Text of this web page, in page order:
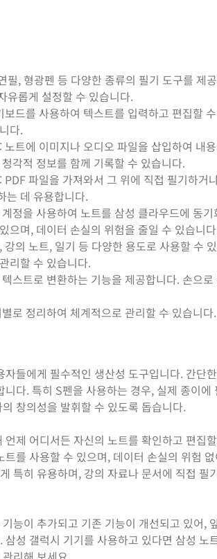
필, 형광펜 등 다양한 종류의 필기 도구를 제
유롭게 설정할 수 있습니다.
드를 사용하여 텍스트를 입력하고 편집할
다.
트에 이미지나 오디오 파일을 삽입하여 내
각적 정보를 함께 기록할 수 있습니다.
파일을 가져와서 그 위에 직접 필기하거
는 데 유용합니다.
정을 사용하여 노트를 삼성 클라우드에 동
으며, 데이터 손실의 위험을 줄일 수 있습니
의 노트, 일기 등 다양한 용도로 사용할 수
리할 수 있습니다.
스트로 변환하는 기능을 제공합니다. 손으
로 정리하여 체계적으로 관리할 수 있습니
들에게 필수적인 생산성 도구입니다. 간단
다. 특히 S펜을 사용하는 경우, 실제 종이
창의성을 발휘할 수 있도록 돕습니다.
제 어디서든 자신의 노트를 확인하고 편집
를 사용할 수 있으며, 데이터 손실의 위험
특히 유용하며, 강의 자료나 문서에 직접
능이 추가되고 기존 기능이 개선되고 있어,
성 갤럭시 기기를 사용하고 있다면 삼성